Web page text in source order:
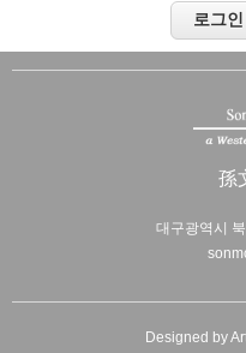
孫
대구광역시
Designed by